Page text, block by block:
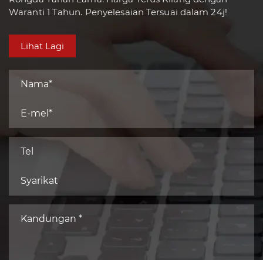
80
Hantar Pertanyaan
Dapatkan Sebut Harga Segera untuk Peralatan
Rongda Tahan Lama: Harga Terus Kilang dengan
Waranti 1 Tahun. Penyelesaian Tersuai dalam 24j!
Lihat Lagi